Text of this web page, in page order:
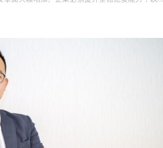
變的營商環境下依然迎難而上，保持競爭力。 嶄新
亦成為企業的最大挑戰。香港電訊商業客戶業務方
表示，「網絡安全環境日益嚴峻，企業亦面對網
早已作出策略性部署，領先同儕成立 NG SOC，
應商，同時已發展為全方位網絡安全託管服務供應
MSSP），一直緊貼市場推出多元網絡安
碼轉型。」 HKT 的新世代網絡安全監控中心（NG